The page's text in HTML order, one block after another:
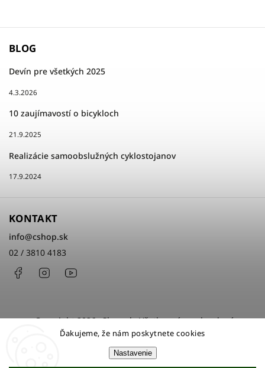
Ďakujeme, že nám poskytnete cookies
Nastavenie
BLOG
Devín pre všetkých 2025
4.3.2026
10 zaujímavostí o bicykloch
21.9.2025
Realizácie samoobslužných cyklostojanov
17.9.2024
KONTAKT
info@cshop.sk
02 / 3810 4183
FacebookInstagram
Copyright 2026cShop.sk. Všetky práva vyhradené.
Upraviť nastavenie cookies
Grafický návrh vytvořil a nakódoval